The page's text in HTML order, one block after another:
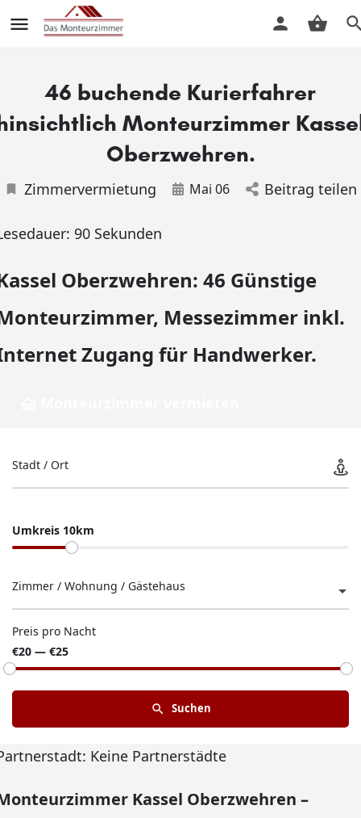
46 buchende Kurierfahrer
Monteurzimmer
Oberzwehren.
Zimmervermietung Mai 06 Beitrag teilen
90 Sekunden
Oberzwehren: 46 Günstige
Messezimmer inkl.
Zugang für Handwerker.
Stadt / Ort
Umkreis 10km
Zimmer / Wohnung / Gästehaus
Preis pro Nacht
€20 — €25
Suchen
Keine Partnerstädte
Kassel Oberzwehren –